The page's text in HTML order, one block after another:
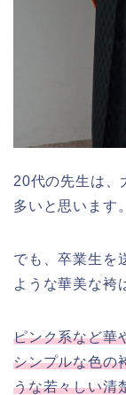
20代の先生は、
多いと思います。
でも、卒業生を
ような華美な袴
ピンク系など華
シンプルな色の
うな若々しい清